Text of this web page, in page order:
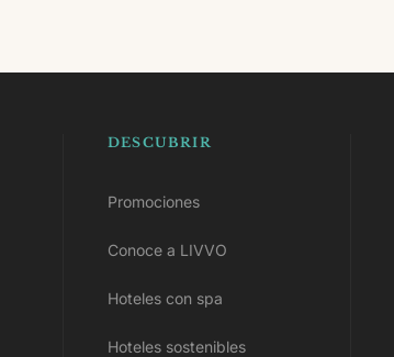
DESCUBRIR
Promociones
Conoce a LIVVO
Hoteles con spa
Hoteles sostenibles